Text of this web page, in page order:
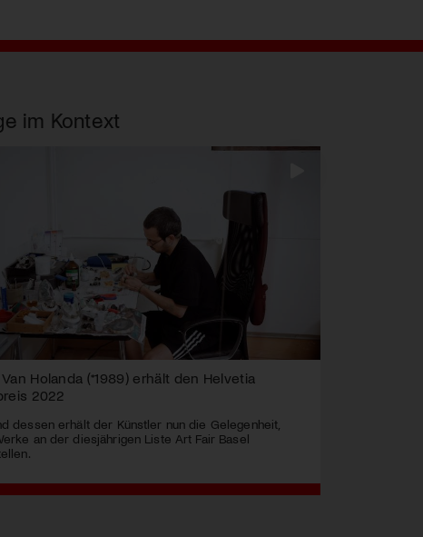
im Kontext
Holanda (*1989) erhält den Helvetia
2022
dessen erhält der Künstler nun die Gelegenheit,
an der diesjährigen Liste Art Fair Basel